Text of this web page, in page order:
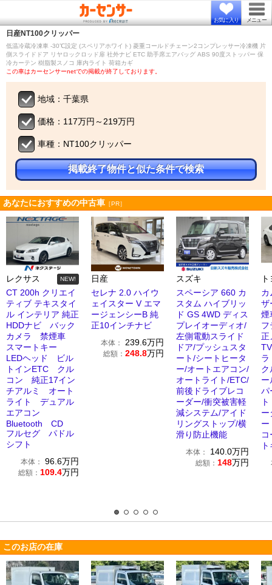
お気に入り メニュー
日産NT100クリッパー
低温冷蔵冷凍車 -30℃設定 (スペリアホワイト) 菱重コールドチェーン2コンプレッサー冷凍機 片
側スライドドア リヤロックロッド扉 社外ナビ ETC 助手席エアバッグ ABS 90度ストッパー 保
冷カーテン 樹脂製スノコ 庫内ライト 荷箱カギ
この車はカーセンサーnetでの掲載が終了しております。
地域：千葉県
価格：117万円～219万円
車種：NT100クリッパー
掲載終了物件と似た条件で検索
あなたにおすすめの中古車 ［PR］
レクサス NEW!
CT 200h クリエイ
ティブ テキスタイ
ル インテリア 純正
HDDナビ バック
カメラ 禁煙車
スマートキー
LEDヘッド ビル
トインETC クル
コン 純正17イン
チアルミ オート
ライト デュアル
エアコン
Bluetooth CD
フルセグ パドル
シフト
本体： 96.6万円
総額： 109.4万円
日産
セレナ 2.0 ハイウ
ェイスター V エマ
ージェンシーB 純
正10インチナビ
本体： 239.6万円
総額： 248.8万円
スズキ
スペーシア 660 カ
スタム ハイブリッ
ド GS 4WD ディス
プレイオーディオ/
左側電動スライド
ドア/プッシュスタ
ート/シートヒータ
ー/オートエアコン/
オートライト/ETC/
前後ドライブレコ
ーダー/衝突被害軽
減システム/アイド
リングストップ/横
滑り防止機能
本体： 140.0万円
総額： 148万円
カ
ザ
煙
正
ク
パ
このお店の在庫